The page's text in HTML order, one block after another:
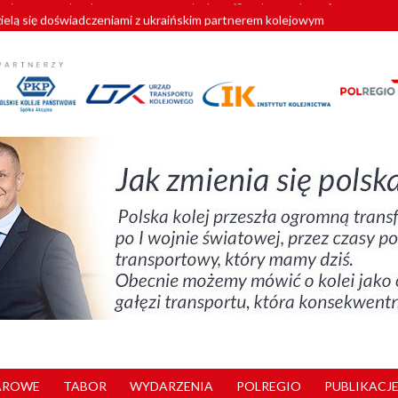
się doświadczeniami z ukraińskim partnerem kolejowym
Vectrony na 230 km/h
pociągi od PESA. Sześć nowoczesnych ELF-ów wyjedzie na tory w
180 nowych pracowników drużyn pociągowych od początku roku
TABOR WYDARZENIA POLREGIO